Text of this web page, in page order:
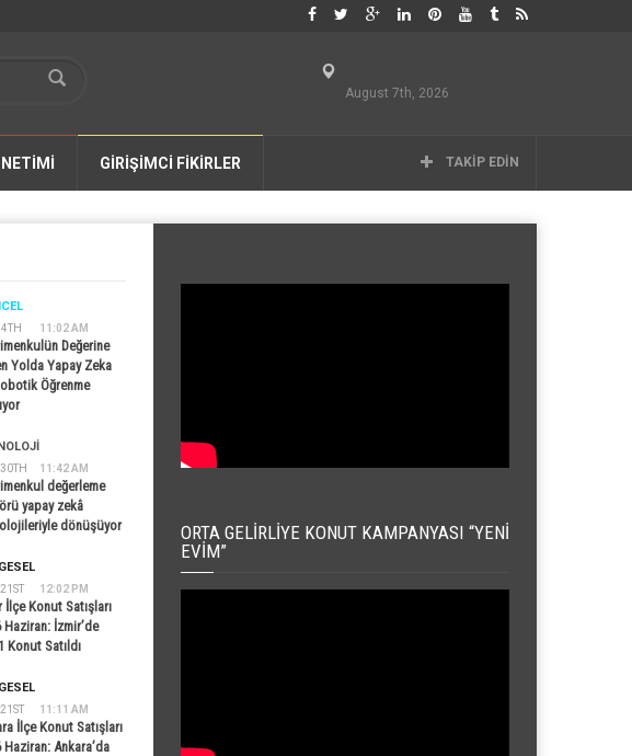
August 7th, 2026
GİRİŞİMCİ FİKİRLER TAKIP EDIN
11:02 AM
Değerine
Yolda Yapay Zeka
Öğrenme
11:42 AM
değerleme
yapay zekâ
dönüşüyor
12:02 PM
İlçe Konut Satışları
Haziran: İzmir’de
Konut Satıldı
11:11 AM
İlçe Konut Satışları
Haziran: Ankara’da
ORTA GELIRLIYE KONUT KAMPANYASI “YENI
EVIM”